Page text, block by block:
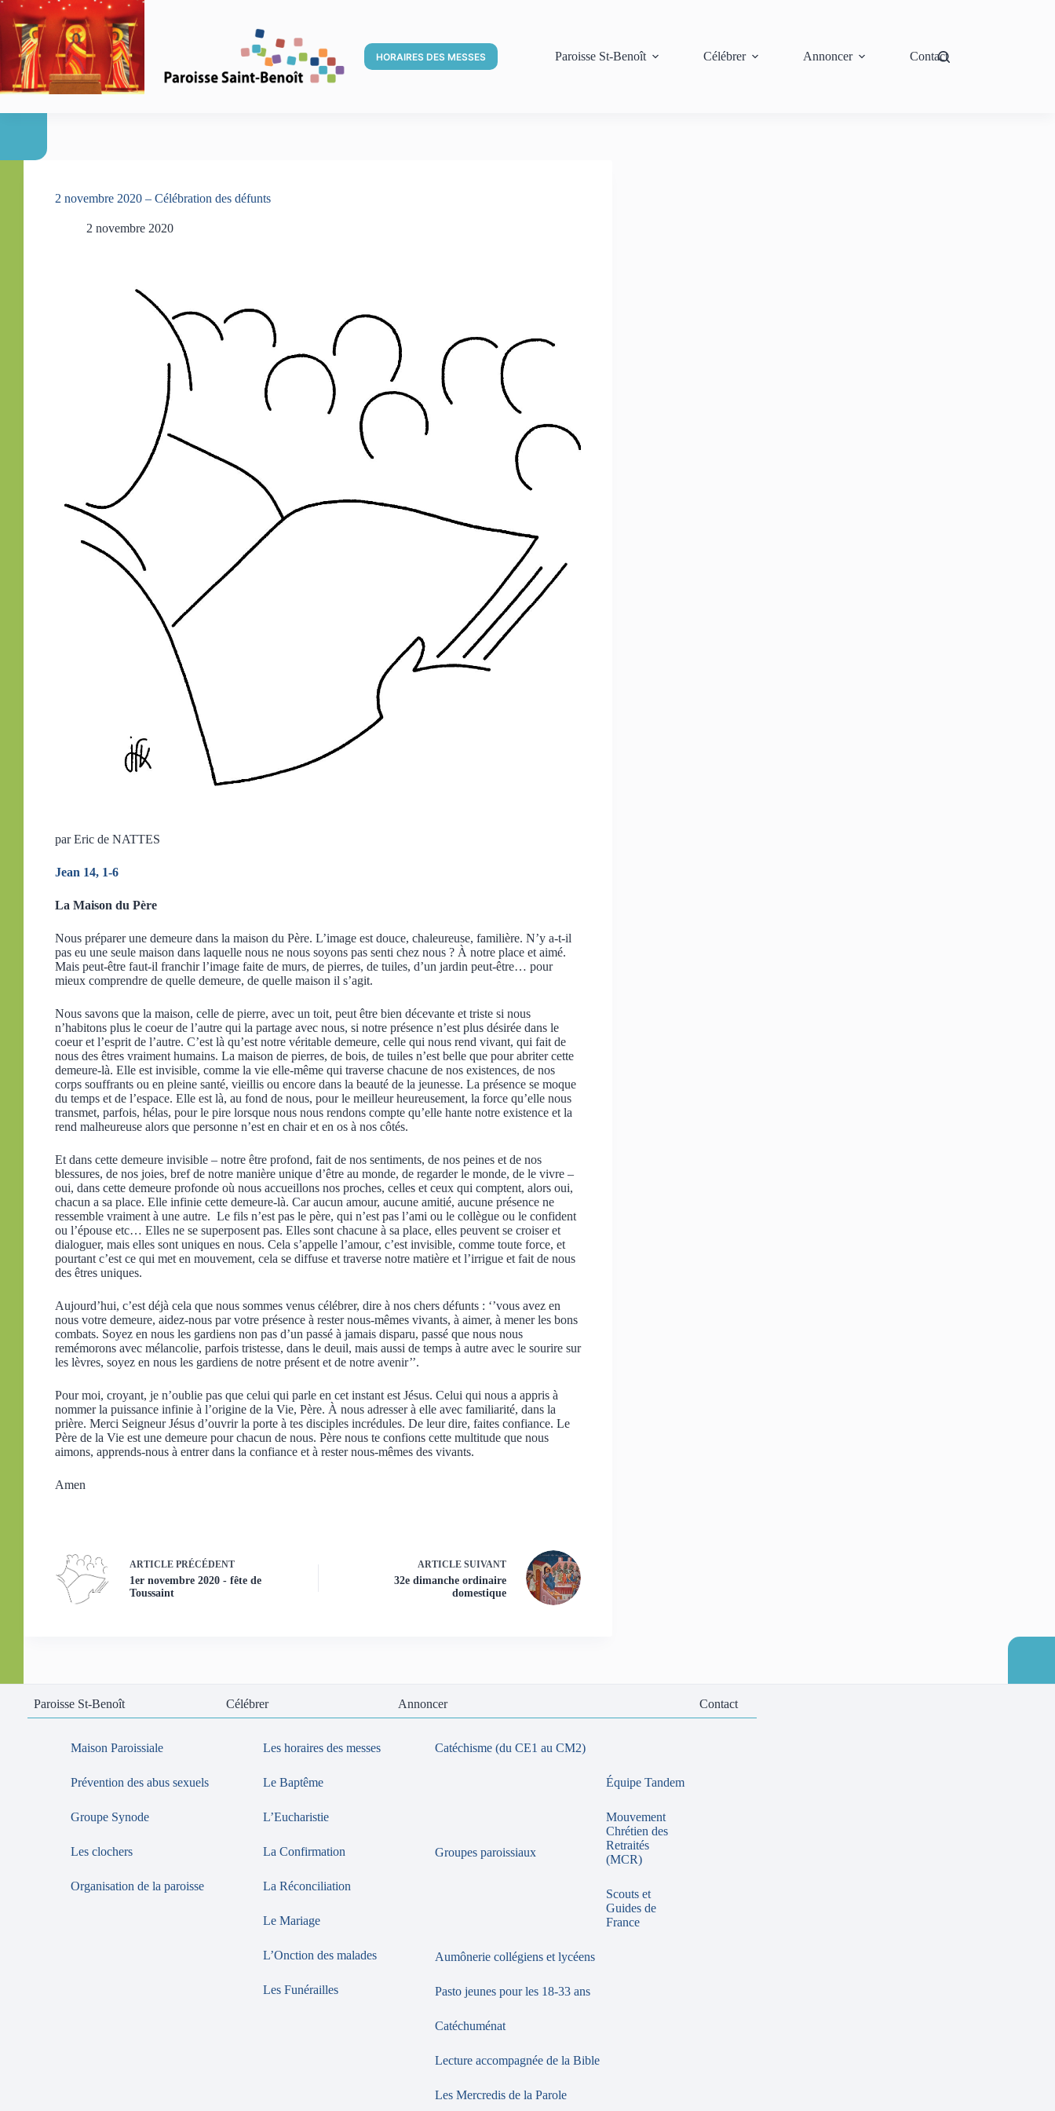
Passer
contenu
HORAIRES DES MESSES Paroisse St-Benoît Célébrer Annoncer Contact
2 novembre 2020 – Célébration des défunts
2 novembre 2020
par Eric de NATTES
Jean 14, 1-6
La Maison du Père
Nous préparer une demeure dans la maison du Père. L’image est douce, chaleureuse, familière. N’y a-t-il
pas eu une seule maison dans laquelle nous ne nous soyons pas senti chez nous ? À notre place et aimé.
Mais peut-être faut-il franchir l’image faite de murs, de pierres, de tuiles, d’un jardin peut-être… pour
mieux comprendre de quelle demeure, de quelle maison il s’agit.
Nous savons que la maison, celle de pierre, avec un toit, peut être bien décevante et triste si nous
n’habitons plus le coeur de l’autre qui la partage avec nous, si notre présence n’est plus désirée dans le
coeur et l’esprit de l’autre. C’est là qu’est notre véritable demeure, celle qui nous rend vivant, qui fait de
nous des êtres vraiment humains. La maison de pierres, de bois, de tuiles n’est belle que pour abriter cette
demeure-là. Elle est invisible, comme la vie elle-même qui traverse chacune de nos existences, de nos
corps souffrants ou en pleine santé, vieillis ou encore dans la beauté de la jeunesse. La présence se moque
du temps et de l’espace. Elle est là, au fond de nous, pour le meilleur heureusement, la force qu’elle nous
transmet, parfois, hélas, pour le pire lorsque nous nous rendons compte qu’elle hante notre existence et la
rend malheureuse alors que personne n’est en chair et en os à nos côtés.
Et dans cette demeure invisible – notre être profond, fait de nos sentiments, de nos peines et de nos
blessures, de nos joies, bref de notre manière unique d’être au monde, de regarder le monde, de le vivre –
oui, dans cette demeure profonde où nous accueillons nos proches, celles et ceux qui comptent, alors oui,
chacun a sa place. Elle infinie cette demeure-là. Car aucun amour, aucune amitié, aucune présence ne
ressemble vraiment à une autre. Le fils n’est pas le père, qui n’est pas l’ami ou le collègue ou le confident
ou l’épouse etc… Elles ne se superposent pas. Elles sont chacune à sa place, elles peuvent se croiser et
dialoguer, mais elles sont uniques en nous. Cela s’appelle l’amour, c’est invisible, comme toute force, et
pourtant c’est ce qui met en mouvement, cela se diffuse et traverse notre matière et l’irrigue et fait de nous
des êtres uniques.
Aujourd’hui, c’est déjà cela que nous sommes venus célébrer, dire à nos chers défunts : ‘’vous avez en
nous votre demeure, aidez-nous par votre présence à rester nous-mêmes vivants, à aimer, à mener les bons
combats. Soyez en nous les gardiens non pas d’un passé à jamais disparu, passé que nous nous
remémorons avec mélancolie, parfois tristesse, dans le deuil, mais aussi de temps à autre avec le sourire sur
les lèvres, soyez en nous les gardiens de notre présent et de notre avenir’’.
Pour moi, croyant, je n’oublie pas que celui qui parle en cet instant est Jésus. Celui qui nous a appris à
nommer la puissance infinie à l’origine de la Vie, Père. À nous adresser à elle avec familiarité, dans la
prière. Merci Seigneur Jésus d’ouvrir la porte à tes disciples incrédules. De leur dire, faites confiance. Le
Père de la Vie est une demeure pour chacun de nous. Père nous te confions cette multitude que nous
aimons, apprends-nous à entrer dans la confiance et à rester nous-mêmes des vivants.
Amen
ARTICLE PRÉCÉDENT
1er novembre 2020 - fête de
Toussaint
ARTICLE SUIVANT
32e dimanche ordinaire
domestique
Paroisse St-Benoît
Maison Paroissiale
Prévention des abus sexuels
Groupe Synode
Les clochers
Organisation de la paroisse
Célébrer
Les horaires des messes
Le Baptême
L’Eucharistie
La Confirmation
La Réconciliation
Le Mariage
L’Onction des malades
Les Funérailles
Annoncer
Catéchisme (du CE1 au CM2)
Groupes paroissiaux
Équipe Tandem
Mouvement
Chrétien des
Retraités
(MCR)
Scouts et
Guides de
France
Aumônerie collégiens et lycéens
Pasto jeunes pour les 18-33 ans
Catéchuménat
Lecture accompagnée de la Bible
Les Mercredis de la Parole
Contact